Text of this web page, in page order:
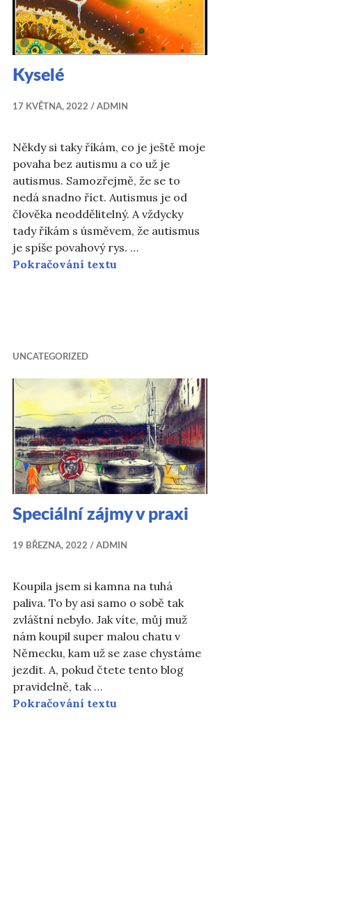
Kyselé
17 KVĚTNA, 2022 ADMIN
Někdy si taky říkám, co je ještě moje
povaha bez autismu a co už je
autismus. Samozřejmě, že se to
nedá snadno říct. Autismus je od
člověka neoddělitelný. A vždycky
tady říkám s úsměvem, že autismus
je spíše povahový rys. …
Pokračování textu
UNCATEGORIZED
Speciální zájmy v praxi
19 BŘEZNA, 2022 ADMIN
Koupila jsem si kamna na tuhá
paliva. To by asi samo o sobě tak
zvláštní nebylo. Jak víte, můj muž
nám koupil super malou chatu v
Německu, kam už se zase chystáme
jezdit. A, pokud čtete tento blog
pravidelně, tak …
Pokračování textu